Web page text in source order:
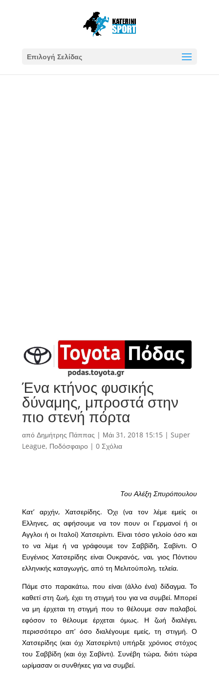
Επιλογή Σελίδας
Ένα κτήνος φυσικής
δύναμης, μπροστά στην
πιο στενή πόρτα
από Δημήτρης Πάππας | Μάι 31, 2018 15:15| Super
League, Ποδόσφαιρο| 0 Σχόλια
Του Αλέξη Σπυρόπουλου
Κατ’ αρχήν, Χατσερίδης. Όχι (να τον λέμε εμείς οι
Ελληνες, ας αφήσουμε να τον πουν οι Γερμανοί ή οι
Αγγλοι ή οι Ιταλοί) Χατσερίντι. Είναι τόσο γελοίο όσο και
το να λέμε ή να γράφουμε τον Σαββίδη, Σαβίντι. Ο
Ευγένιος Χατσερίδης είναι Ουκρανός, ναι, γιος Πόντιου
ελληνικής καταγωγής, από τη Μελιτούπολη, τελεία.
Πάμε στο παρακάτω, που είναι (άλλο ένα) δίδαγμα. Το
καθετί στη ζωή, έχει τη στιγμή του για να συμβεί. Μπορεί
να μη έρχεται τη στιγμή που το θέλουμε σαν παλαβοί,
εφόσον το θέλουμε έρχεται όμως. Η ζωή διαλέγει,
περισσότερο απ’ όσο διαλέγουμε εμείς, τη στιγμή. Ο
Χατσερίδης (και όχι Χατσερίντι) υπήρξε χρόνιος στόχος
του Σαββίδη (και όχι Σαβίντι). Συνέβη τώρα, διότι τώρα
ωρίμασαν οι συνθήκες για να συμβεί.